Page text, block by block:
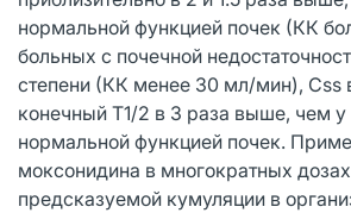
нормальной функцией почек (КК
больных с почечной
степени (КК менее 30 мл/мин), Css
конечный T1/2 в 3 раза выше, чем у
нормальной функцией почек.
моксонидина в многократных
предсказуемой кумуляции в